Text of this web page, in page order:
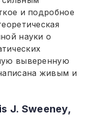
и подробное
науки о
выверенную
живым и
J. Sweeney,